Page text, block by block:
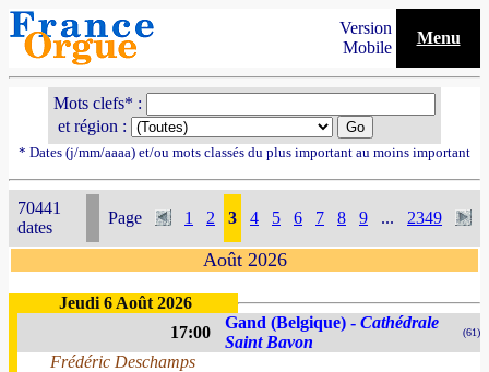
Version
Mobile
Menu
Mots clefs* :
et région :
* Dates (j/mm/aaaa) et/ou mots classés du plus important au moins important
70441
dates
Page 1 2 3 4 5 6 7 8 9 ... 2349
Août 2026
Jeudi 6 Août 2026
17:00
Gand (Belgique) - Cathédrale
Saint Bavon
(61)
Frédéric Deschamps